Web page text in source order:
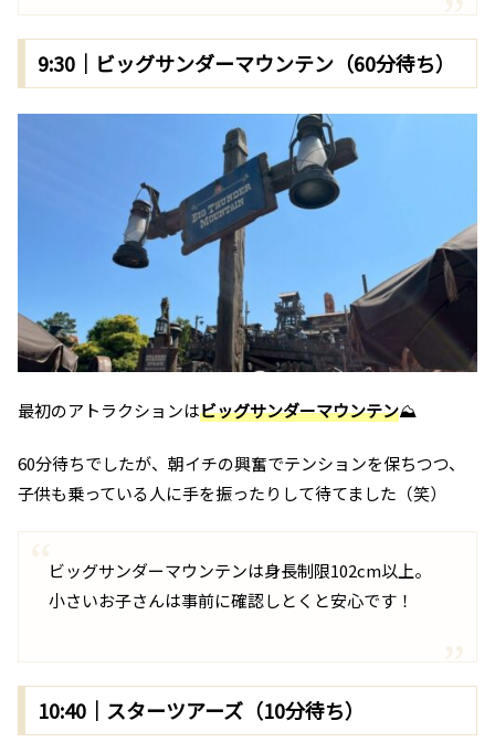
9:30｜ビッグサンダーマウンテン（60分待ち）
最初のアトラクションはビッグサンダーマウンテン⛰️
60分待ちでしたが、朝イチの興奮でテンションを保ちつつ、
子供も乗っている人に手を振ったりして待てました（笑）
ビッグサンダーマウンテンは身長制限102cm以上。
小さいお子さんは事前に確認しとくと安心です！
10:40｜スターツアーズ（10分待ち）